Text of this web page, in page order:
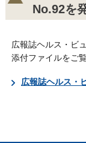
No.92を
広報誌ヘルス・ビ
添付ファイルをご
広報誌ヘルス・